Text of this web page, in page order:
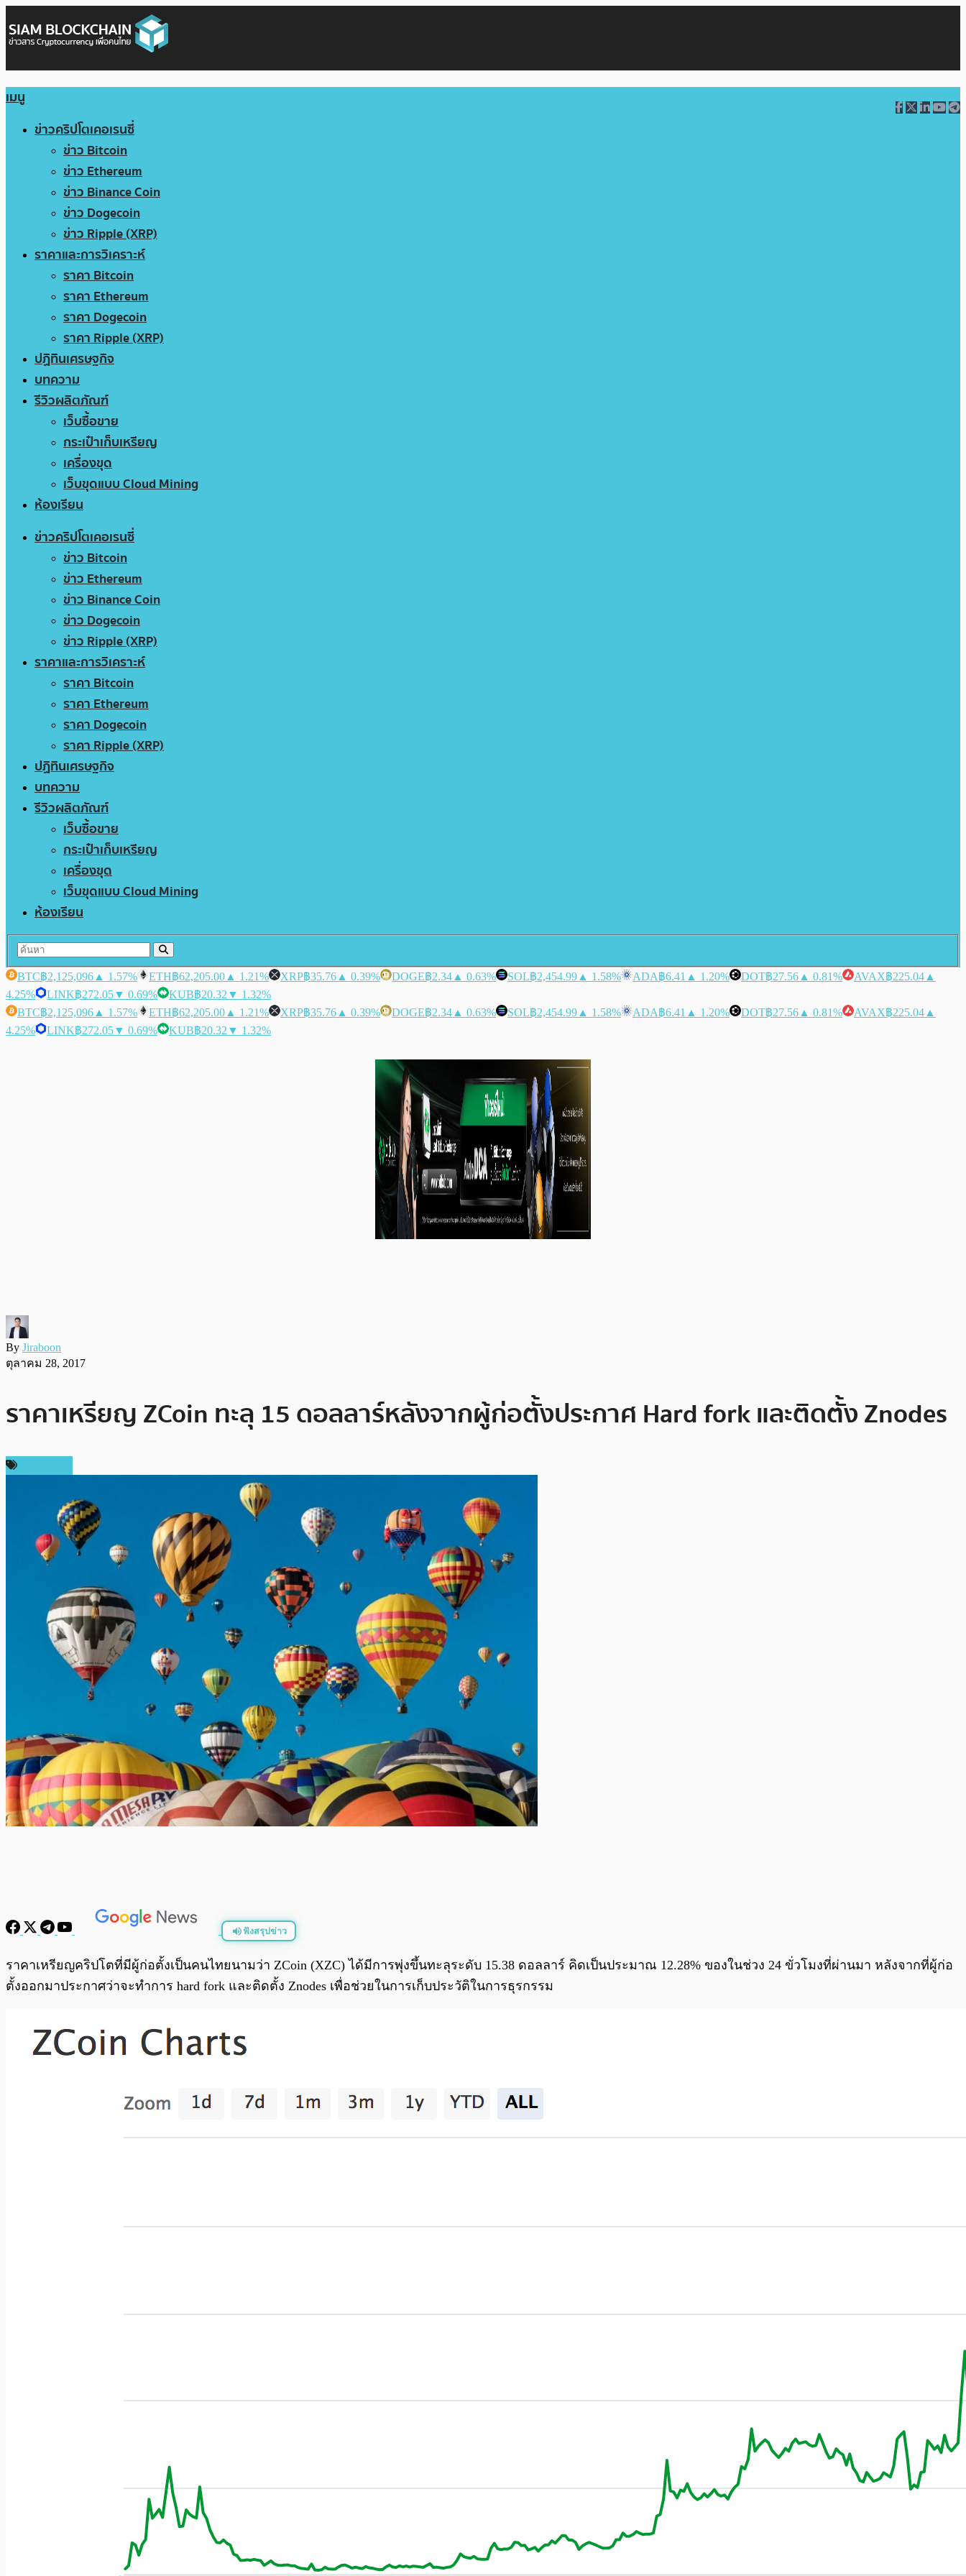
เมนู
ข่าวคริปโตเคอเรนซี่
ข่าว Bitcoin
ข่าว Ethereum
ข่าว Binance Coin
ข่าว Dogecoin
ข่าว Ripple (XRP)
ราคาและการวิเคราะห์
ราคา Bitcoin
ราคา Ethereum
ราคา Dogecoin
ราคา Ripple (XRP)
ปฏิทินเศรษฐกิจ
บทความ
รีวิวผลิตภัณฑ์
เว็บซื้อขาย
กระเป๋าเก็บเหรียญ
เครื่องขุด
เว็บขุดแบบ Cloud Mining
ห้องเรียน
ข่าวคริปโตเคอเรนซี่
ข่าว Bitcoin
ข่าว Ethereum
ข่าว Binance Coin
ข่าว Dogecoin
ข่าว Ripple (XRP)
ราคาและการวิเคราะห์
ราคา Bitcoin
ราคา Ethereum
ราคา Dogecoin
ราคา Ripple (XRP)
ปฏิทินเศรษฐกิจ
บทความ
รีวิวผลิตภัณฑ์
เว็บซื้อขาย
กระเป๋าเก็บเหรียญ
เครื่องขุด
เว็บขุดแบบ Cloud Mining
ห้องเรียน
BTC฿2,125,096 ▲ 1.57% ETH฿62,205.00 ▲ 1.21% XRP฿35.76 ▲ 0.39% DOGE฿2.34 ▲ 0.63% SOL฿2,454.99 ▲ 1.58% ADA฿6.41 ▲ 1.20% DOT฿27.56 ▲ 0.81% AVAX฿225.04 ▲
4.25%
LINK฿272.05▼ 0.69% KUB฿20.32 ▼ 1.32%
BTC฿2,125,096 ▲ 1.57% ETH฿62,205.00 ▲ 1.21% XRP฿35.76 ▲ 0.39% DOGE฿2.34 ▲ 0.63% SOL฿2,454.99 ▲ 1.58% ADA฿6.41 ▲ 1.20% DOT฿27.56 ▲ 0.81% AVAX฿225.04 ▲
4.25%
LINK฿272.05▼ 0.69% KUB฿20.32 ▼ 1.32%
By Jiraboon
ตุลาคม 28, 2017
ราคาเหรียญ ZCoin ทะลุ 15 ดอลลาร์หลังจากผู้ก่อตั้งประกาศ Hard fork และติดตั้ง Znodes
ฟังสรุปข่าว
พร้อมเล่น /
ราคาเหรียญคริปโตที่มีผู้ก่อตั้งเป็นคนไทยนามว่า ZCoin (XZC) ได้มีการพุ่งขึ้นทะลุระดับ 15.38 ดอลลาร์ คิดเป็นประมาณ 12.28% ของในช่วง 24 ขั่วโมงที่ผ่านมา หลังจากที่ผู้ก่อ
ตั้งออกมาประกาศว่าจะทำการ hard fork และติดตั้ง Znodes เพื่อช่วยในการเก็บประวัติในการธุรกรรม